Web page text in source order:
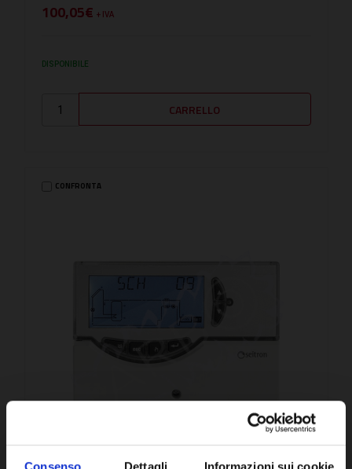
Consenso Dettagli Informazioni sui cookie
100,05€ + IVA
DISPONIBILE
CONFRONTA